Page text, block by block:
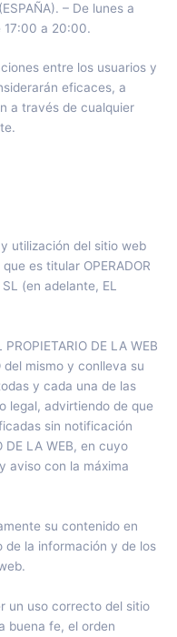
– De lunes a
17:00 a 20:00.
entre los usuarios y
eficaces, a
a través de cualquier
utilización del sitio web
es titular OPERADOR
SL (en adelante, EL
DE LA WEB
del mismo y conlleva su
y cada una de las
legal, advirtiendo de que
sin notificación
DE LA WEB, en cuyo
aviso con la máxima
su contenido en
de la información y de los
un uso correcto del sitio
buena fe, el orden